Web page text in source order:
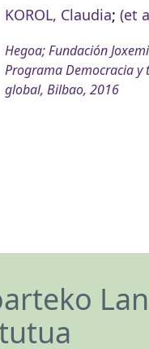
KOROL, Claudia; (et
Hegoa; Fundación
Programa Democracia
global, Bilbao, 2016